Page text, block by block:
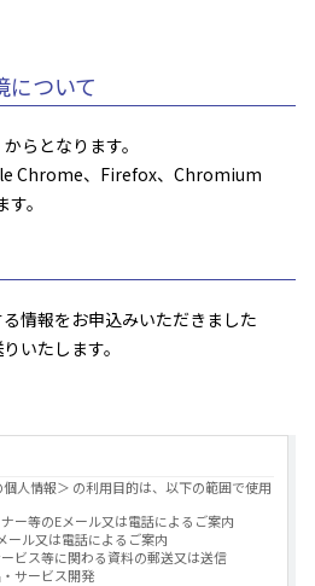
について
らとなります。
Chrome、Firefox、Chromium
。
情報をお申込みいただきました
いたします。
人情報＞ の利用目的は、以下の範囲で使用
ー等のEメール又は電話によるご案内
ール又は電話によるご案内
ビス等に関わる資料の郵送又は送信
サービス開発